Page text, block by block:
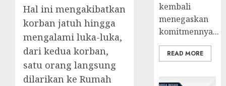
Hal ini mengakibatkan
korban jatuh hingga
mengalami luka-luka,
dari kedua korban,
satu orang langsung
dilarikan ke Rumah
kembali
menegaskan
komitmennya...
READ MORE